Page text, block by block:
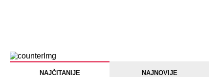
NAJČITANIJE NAJNOVIJE